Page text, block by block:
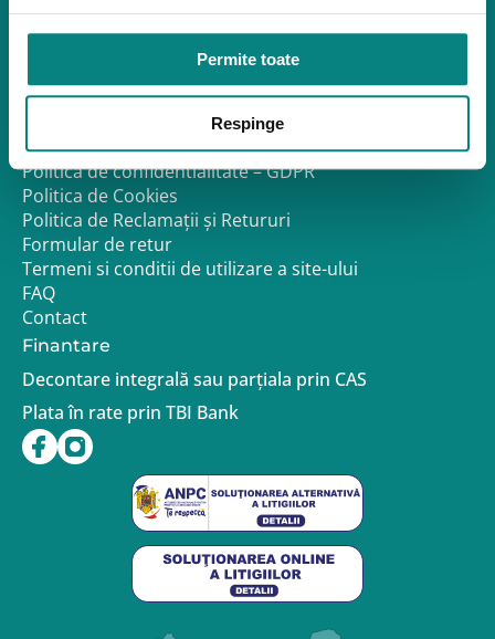
Permite toate
Respinge
Oxigenoterapia
Despre noi
Politica de confidentialitate – GDPR
Politica de Cookies
Politica de Reclamații și Retururi
Formular de retur
Termeni si conditii de utilizare a site-ului
FAQ
Contact
Finantare
Decontare integrală sau parțiala prin CAS
Plata în rate prin TBI Bank